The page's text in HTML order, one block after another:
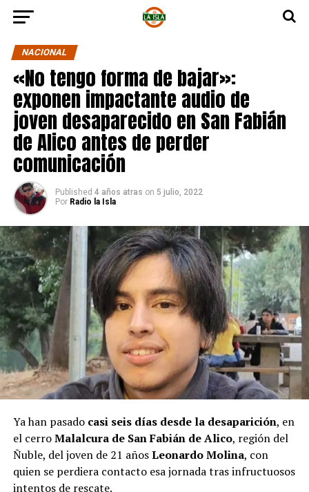
NACIONAL
«No tengo forma de bajar»:
exponen impactante audio de
joven desaparecido en San Fabián
de Alico antes de perder
comunicación
Published 4 años atras on 5 julio, 2022
Por Radio la Isla
Ya han pasado casi seis días desde la desaparición, en
el cerroMalalcura de San Fabián de Alico, región del
Ñuble, del joven de 21 añosLeonardo Molina, con
quien se perdiera contacto esa jornada tras infructuosos
intentos de rescate.